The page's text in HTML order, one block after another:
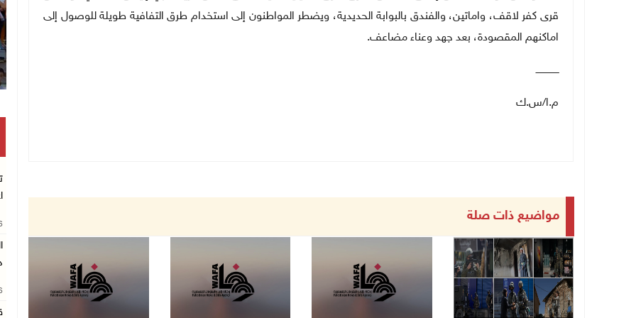
قرى كفر لاقف، واماتين، والفندق بالبوابة الحديدية، ويضطر المواطنون إلى استخدام طرق التفافية طويلة للوصول إلى
اماكنهم المقصودة، بعد جهد وعناء مضاعف.
ــــــــــــــــ
م.ا/س.ك
مواضيع ذات صلة